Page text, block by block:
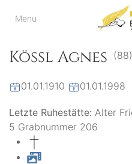
Menu
der
Kössl Agnes (88)
01.01.1910 01.01.1998
Letzte Ruhestätte: Alter
5 Grabnummer 206